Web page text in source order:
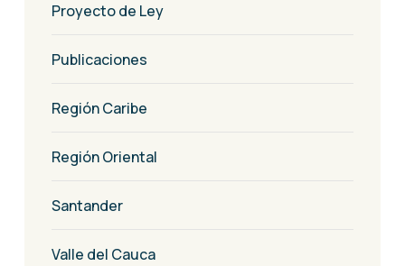
Proyecto de Ley
Publicaciones
Región Caribe
Región Oriental
Santander
Valle del Cauca